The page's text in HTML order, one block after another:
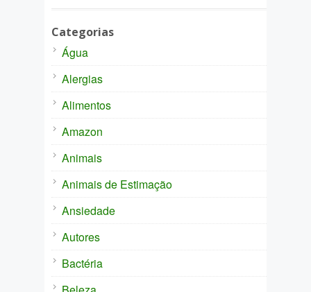
Categorias
Água
Alergias
Alimentos
Amazon
Animais
Animais de Estimação
Ansiedade
Autores
Bactéria